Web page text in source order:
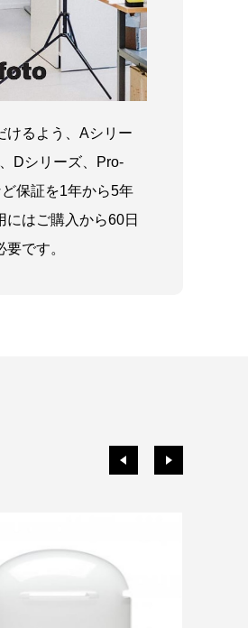
けるよう、Aシリー
Dシリーズ、Pro-
保証を1年から5年
にはご購入から60日
です。